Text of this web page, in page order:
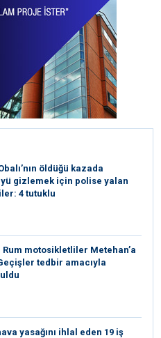
öldüğü kazada
gizlemek için polise yalan
4 tutuklu
Rum motosikletliler Metehan’a
tedbir amacıyla
yasağını ihlal eden 19 iş